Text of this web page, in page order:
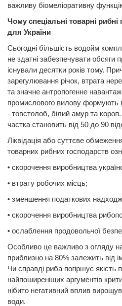
важливу біомеліоративну
Чому спеціальні товарні
для України
Сьогодні більшість водойм
не здатні забезпечувати обсяги
існували десятки років тому.
зарегулювання річок, втрата
та значне антропогенне
промислового вилову формують
- товстолоб, білий амур та
частка становить від 50 до 90
Ліквідація або суттєве
товарних рибних господарств
• скорочення виробництва
• втрату робочих місць;
• зменшення податкових
• скорочення виробництва
• ослаблення продовольчої
Особливо це важливо з огляду
приблизно на 80% залежить від
Чи справді риба погіршує якість
найпоширеніших аргументів
нібито негативний вплив
води.